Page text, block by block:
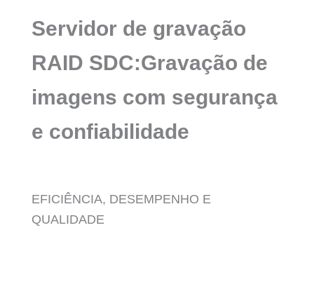
Servidor de gravação
RAID SDC:Gravação de
imagens com segurança
e confiabilidade
EFICIÊNCIA, DESEMPENHO E
QUALIDADE